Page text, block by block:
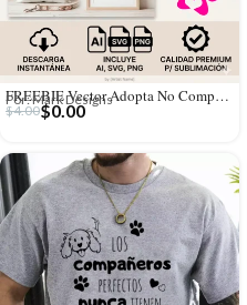
FREEBIE Vector Adopta No Compres con Huella Rosa Gratis
Por: Mark Designs
$4.00$0.00